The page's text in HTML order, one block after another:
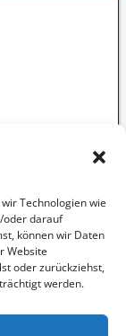
Technologien wie
oder darauf
können wir Daten
Website
oder zurückziehst,
werden.